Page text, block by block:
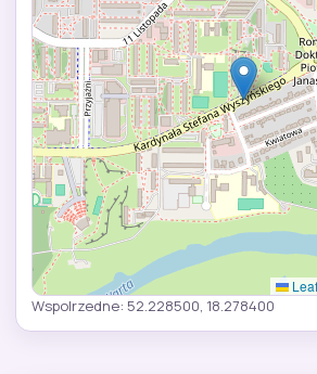
Wspolrzedne: 52.228500, 18.278400